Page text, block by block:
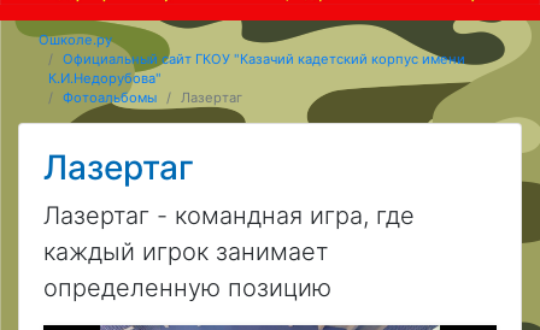
Ошколе.ру
Официальный сайт ГКОУ "Казачий кадетский корпус имени
К.И.Недорубова"
Фотоальбомы
Лазертаг
Лазертаг
Лазертаг - командная игра, где
каждый игрок занимает
определенную позицию